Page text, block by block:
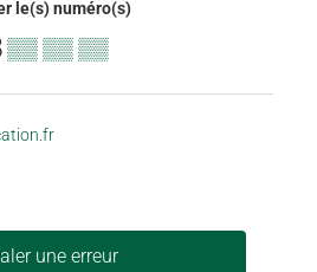
le(s) numéro(s)
▒▒ ▒▒ ▒▒
une erreur